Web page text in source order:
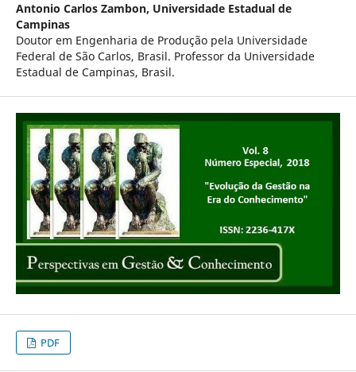
Antonio Carlos Zambon, Universidade Estadual de
Campinas
Doutor em Engenharia de Produção pela Universidade
Federal de São Carlos, Brasil. Professor da Universidade
Estadual de Campinas, Brasil.
PDF